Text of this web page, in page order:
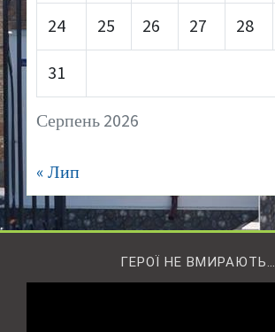
Серпень 2026
24 25 26 27 28
31
« Лип
ГЕРОЇ НЕ ВМИРАЮТЬ…